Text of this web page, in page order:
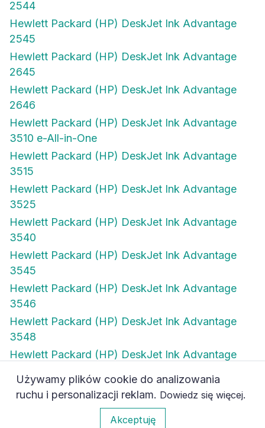
1
Hewlett Packard (HP) DeskJet Ink Advantage
Hewlett Packard (HP) DeskJet Ink Advantage
Hewlett Packard (HP) DeskJet Ink Advantage
Hewlett Packard (HP) DeskJet Ink Advantage
3510 e-All-in-One
Hewlett Packard (HP) DeskJet Ink Advantage
Hewlett Packard (HP) DeskJet Ink Advantage
Hewlett Packard (HP) DeskJet Ink Advantage
Hewlett Packard (HP) DeskJet Ink Advantage
Hewlett Packard (HP) DeskJet Ink Advantage
Hewlett Packard (HP) DeskJet Ink Advantage
Hewlett Packard (HP) DeskJet Ink Advantage
4515
Hewlett Packard (HP) DeskJet Ink Advantage
4615
Hewlett Packard (HP) DeskJet Ink Advantage
Używamy plików cookie do analizowania
ruchu i personalizacji reklam.Dowiedz się więcej
Akceptuję